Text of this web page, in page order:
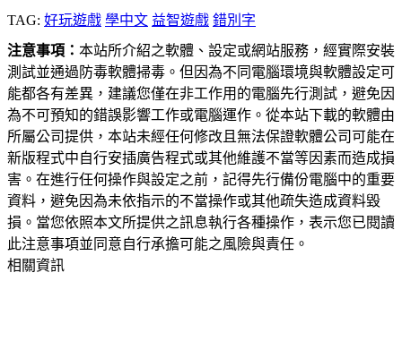
TAG: 好玩遊戲 學中文 益智遊戲 錯別字
注意事項： 本站所介紹之軟體、設定或網站服務，經實際安裝
測試並通過防毒軟體掃毒。但因為不同電腦環境與軟體設定可
能都各有差異，建議您僅在非工作用的電腦先行測試，避免因
為不可預知的錯誤影響工作或電腦運作。從本站下載的軟體由
所屬公司提供，本站未經任何修改且無法保證軟體公司可能在
新版程式中自行安插廣告程式或其他維護不當等因素而造成損
害。在進行任何操作與設定之前，記得先行備份電腦中的重要
資料，避免因為未依指示的不當操作或其他疏失造成資料毀
損。當您依照本文所提供之訊息執行各種操作，表示您已閱讀
此注意事項並同意自行承擔可能之風險與責任。
相關資訊